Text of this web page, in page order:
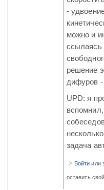
-
можно и
ссылаясь
решение
дифуров -
UPD: я
задача
Войти или
оставить